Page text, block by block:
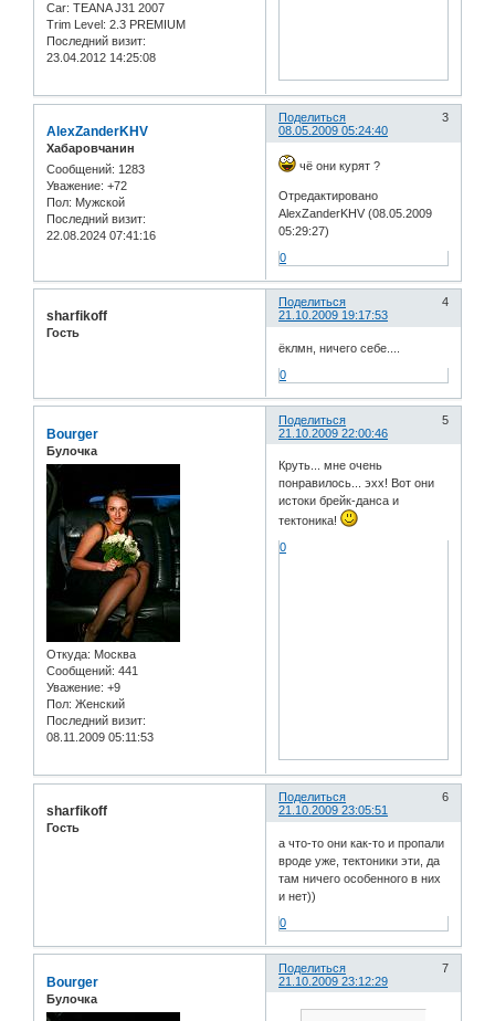
Car: TEANA J31 2007
Trim Level: 2.3 PREMIUM
Последний визит:
23.04.2012 14:25:08
Поделиться
3
08.05.2009 05:24:40
AlexZanderKHV
Хабаровчанин
Сообщений: 1283
Уважение: +72
Пол: Мужской
Последний визит:
22.08.2024 07:41:16
чё они курят ?
Отредактировано
AlexZanderKHV (08.05.2009
05:29:27)
0
Поделиться
4
21.10.2009 19:17:53
sharfikoff
Гость
ёклмн, ничего себе....
0
Поделиться
5
21.10.2009 22:00:46
Bourger
Булочка
Откуда: Москва
Сообщений: 441
Уважение: +9
Пол: Женский
Последний визит:
08.11.2009 05:11:53
Круть... мне очень
понравилось... эхх! Вот они
истоки брейк-данса и
тектоника!
0
Поделиться
6
21.10.2009 23:05:51
sharfikoff
Гость
а что-то они как-то и пропали
вроде уже, тектоники эти, да
там ничего особенного в них
и нет))
0
Поделиться
7
21.10.2009 23:12:29
Bourger
Булочка